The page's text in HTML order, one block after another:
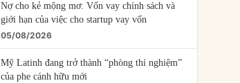
Nợ cho kẻ mộng mơ: Vốn vay chính sách và
giới hạn của việc cho startup vay vốn
05/08/2026
Mỹ Latinh đang trở thành “phòng thí nghiệm”
của phe cánh hữu mới